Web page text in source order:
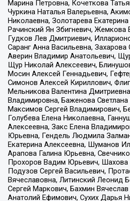
Марина Петровна, Кочеткова
Чуркина Наталья Валерьевна,
Николаевна, Золотарева
Рачинский Ян Збигневич, Жемкова
Гудков Лев Дмитриевич,
Саранг Анна Васильевна, Захарова
Аверин Владимир Анатольевич,
Щур Николай Алексеевич,
Мосин Алексей Геннадьевич,
Симонов Алексей Кириллович,
Мельникова Валентина
Владимировна, Баженова Светлана
Максимов Сергей Владимирович,
Голубева Елена Николаевна,
Алексеевна, Закс Елена
Юрьевна, Гендель Людмила
Екатерина Алексеевна, Шуманов
Арапова Галина Юрьевна,
Прохоров Вадим Юрьевич, Шахова
Подузов Сергей Васильевич,
Вячеславовна, Литинский Леонид
Сергей Маркович, Бахмин
Анатолий Ефимович, Сухих Дарья